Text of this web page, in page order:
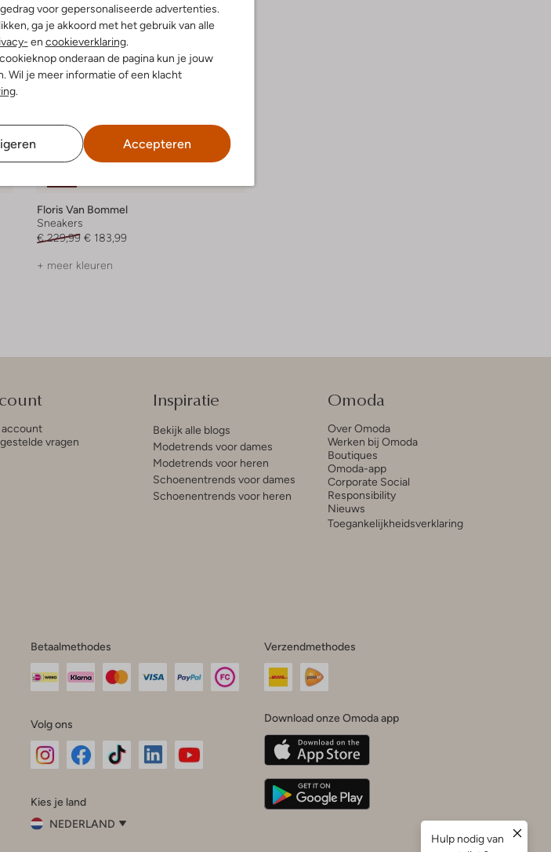
voor gepersonaliseerde advertenties.
ga je akkoord met het gebruik van alle
en cookieverklaring.
onderaan de pagina kun je jouw
Wil je meer informatie of een klacht
.
Accepteren
Laatste maten
Floris Van Bommel
Sneakers
€ 229,99 € 183,99
+ meer kleuren
account
vragen
Inspiratie
Bekijk alle blogs
Modetrends voor dames
Modetrends voor heren
Schoenentrends voor dames
Schoenentrends voor heren
Omoda
Over Omoda
Werken bij Omoda
Boutiques
Omoda-app
Corporate Social
Responsibility
Nieuws
Toegankelijkheidsverklaring
Betaalmethodes
Volg ons
InstagramFacebook
Kies je land
NEDERLAND
Verzendmethodes
Download onze Omoda app